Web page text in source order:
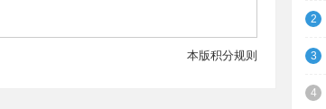
本版积分规则
2
3
4